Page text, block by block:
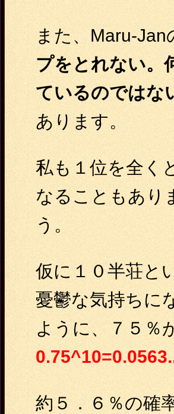
また、Maru-
プをとれない。
ているのではな
あります。
私も１位を全く
なることもあり
う。
仮に１０半荘と
憂鬱な気持ちに
ように、７５％
約５．６％の確